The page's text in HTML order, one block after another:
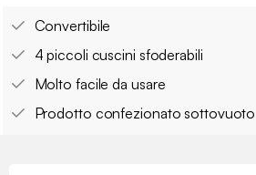
Convertibile
4 piccoli cuscini sfoderabili
Molto facile da usare
Prodotto confezionato sottovuoto